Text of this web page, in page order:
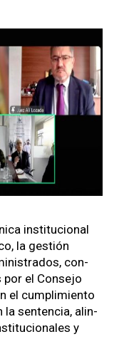
insti­tu­cional
la gestión
con­
el Con­se­jo
el cumplim­ien­to
la sen­ten­cia, alin­
y